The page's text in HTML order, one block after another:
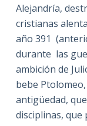
Alejandría,
cristianas
año 391
durante las
ambición de
bebe
antigüedad,
disciplinas, que